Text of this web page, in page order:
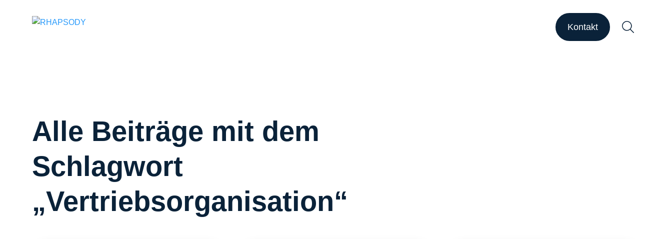
Kontakt
Alle Beiträge mit dem
Schlagwort
„Vertriebsorganisation“